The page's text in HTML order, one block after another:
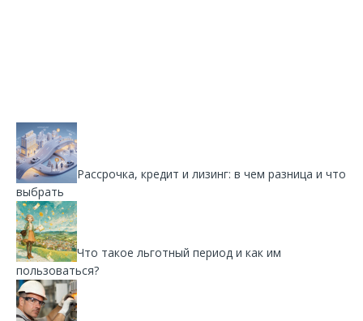
Рассрочка, кредит и лизинг: в чем разница и что
выбрать
Что такое льготный период и как им
пользоваться?